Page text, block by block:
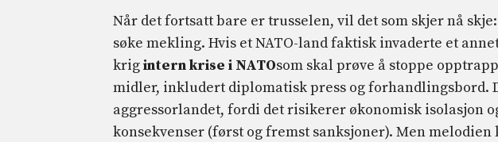
Når det fortsatt bare er trusselen, vil det som skjer nå
søke mekling. Hvis et NATO-land faktisk invaderte et
krigintern krise i NATOsom skal prøve å stoppe
midler, inkludert diplomatisk press og
aggressorlandet, fordi det risikerer økonomisk isolasjon
konsekvenser (først og fremst sanksjoner). Men